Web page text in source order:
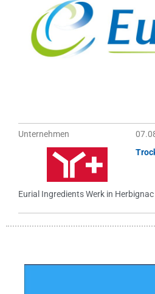
Unternehmen
Eurial Ingredients Werk in